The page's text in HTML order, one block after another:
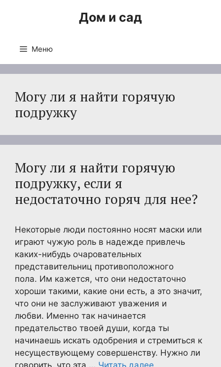
Дом и сад
Меню
Могу ли я найти горячую
подружку
Могу ли я найти горячую
подружку, если я
недостаточно горяч для нее?
Некоторые люди постоянно носят маски или
играют чужую роль в надежде привлечь
каких-нибудь очаровательных
представительниц противоположного
пола. Им кажется, что они недостаточно
хороши такими, какие они есть, а это значит,
что они не заслуживают уважения и
любви. Именно так начинается
предательство твоей души, когда ты
начинаешь искать одобрения и стремиться к
несуществующему совершенству. Нужно ли
говорить, что эта … Читать далее